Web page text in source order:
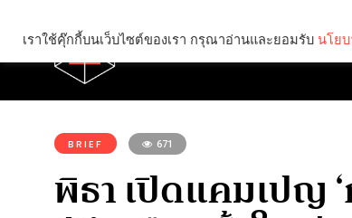
BRIEF 671
พิธา เปิดแคมเปญ
เราใช้คุ๊กกี้บนเว็บไซต์ของเรา กรุณาอ่านและยอมรับ นโย